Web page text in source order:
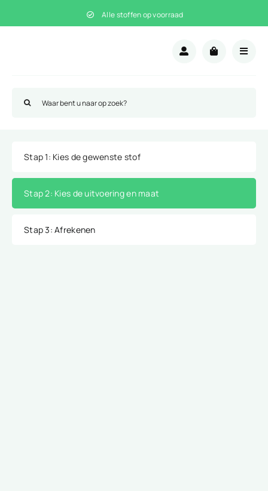
naar
Alle stoffen op voorraad
naar:
Stap 1: Kies de gewenste stof
Stap 2: Kies de uitvoering en maat
Stap 3: Afrekenen